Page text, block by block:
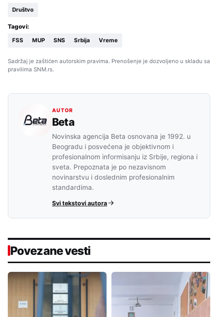
Društvo
Tagovi:
FSS MUP SNS Srbija Vreme
Sadržaj je zaštićen autorskim pravima. Prenošenje je dozvoljeno u skladu sa
pravilima SNM.rs.
AUTOR
Beta
Novinska agencija Beta osnovana je 1992. u
Beogradu i posvećena je objektivnom i
profesionalnom informisanju iz Srbije, regiona i
sveta. Prepoznata je po nezavisnom
novinarstvu i doslednim profesionalnim
standardima.
Svi tekstovi autora
Povezane vesti